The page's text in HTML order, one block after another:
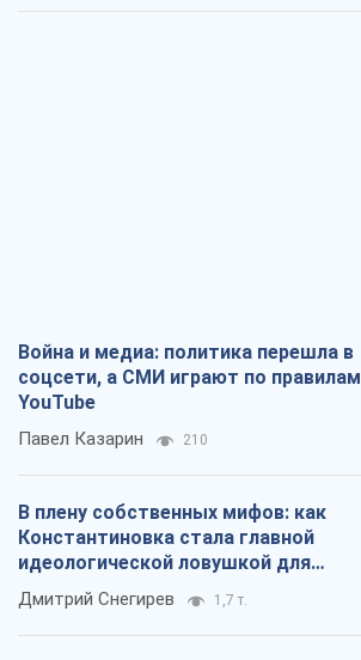
Война и медиа: политика перешла в
соцсети, а СМИ играют по правилам
YouTube
Павел Казарин 210
В плену собственных мифов: как
Константиновка стала главной
идеологической ловушкой для
российских оккупантов
Дмитрий Снегирев 1,7 т.